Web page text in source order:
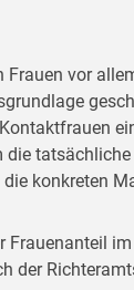
vor
konkreten
der